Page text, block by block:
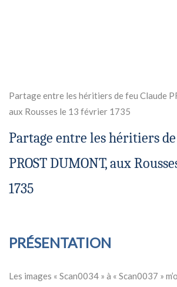
Partage entre les héritiers de feu Claude
aux Rousses le 13 février 1735
Partage entre leshéritiersde
PROSTDUMONT,aux
1735
PRÉSENTATION
Les images « Scan0034 » à « Scan0037 »